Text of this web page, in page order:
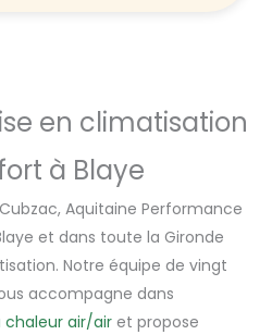
en climatisation
à Blaye
Aquitaine Performance
et dans toute la Gironde
Notre équipe de vingt
accompagne dans
chaleur air/air et propose